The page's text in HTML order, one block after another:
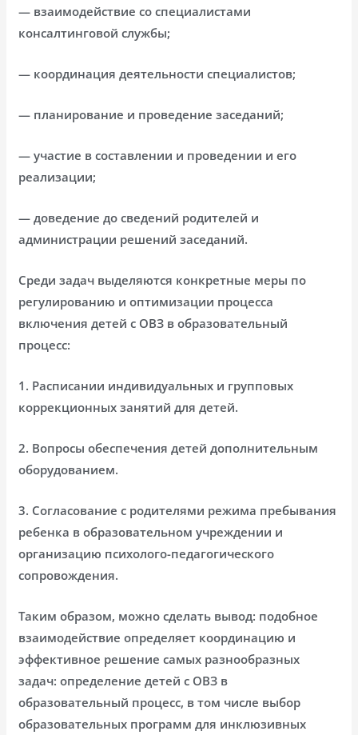
— взаимодействие со специалистами
консалтинговой службы;
— координация деятельности специалистов;
— планирование и проведение заседаний;
— участие в составлении и проведении и его
реализации;
— доведение до сведений родителей и
администрации решений заседаний.
Среди задач выделяются конкретные меры по
регулированию и оптимизации процесса
включения детей с ОВЗ в образовательный
процесс:
1. Расписании индивидуальных и групповых
коррекционных занятий для детей.
2. Вопросы обеспечения детей дополнительным
оборудованием.
3. Согласование с родителями режима пребывания
ребенка в образовательном учреждении и
организацию психолого-педагогического
сопровождения.
Таким образом, можно сделать вывод: подобное
взаимодействие определяет координацию и
эффективное решение самых разнообразных
задач: определение детей с ОВЗ в
образовательный процесс, в том числе выбор
образовательных программ для инклюзивных